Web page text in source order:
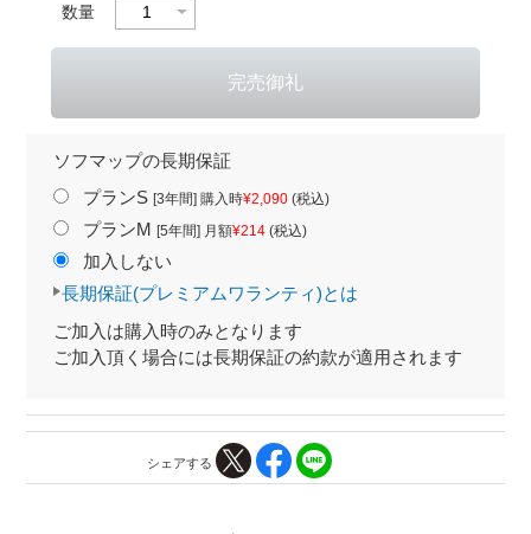
数量
ソフマップの長期保証
プランS [3年間] 購入時¥2,090(税込)
プランM [5年間] 月額¥214(税込)
加入しない
長期保証(プレミアムワランティ)とは
ご加入は購入時のみとなります
ご加入頂く場合には長期保証の約款が適用されます
シェアする